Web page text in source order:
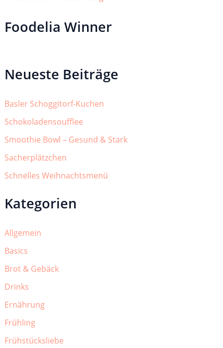
Foodelia Winner
Neueste Beiträge
Basler Schoggitorf-Kuchen
Schokoladensoufflee
Smoothie Bowl – Gesund & Stark
Sacherplätzchen
Schnelles Weihnachtsmenü
Kategorien
Allgemein
Basics
Brot & Gebäck
Drinks
Ernährung
Frühling
Frühstücksliebe